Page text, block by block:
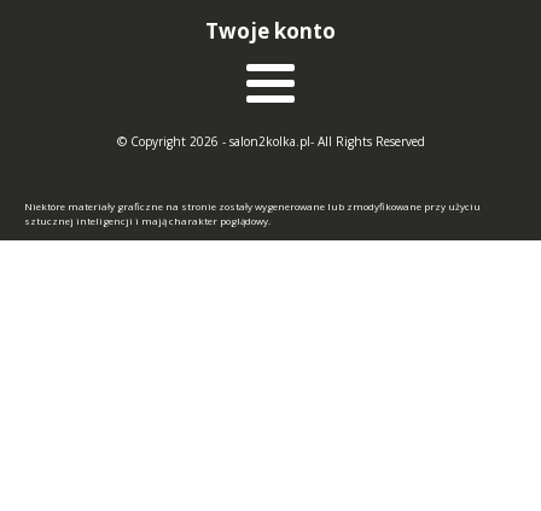
Twoje konto
© Copyright 2026 - salon2kolka.pl- All Rights Reserved
Niektóre materiały graficzne na stronie zostały wygenerowane lub zmodyfikowane przy użyciu
sztucznej inteligencji i mają charakter poglądowy.